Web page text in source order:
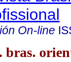
On-line
bras.